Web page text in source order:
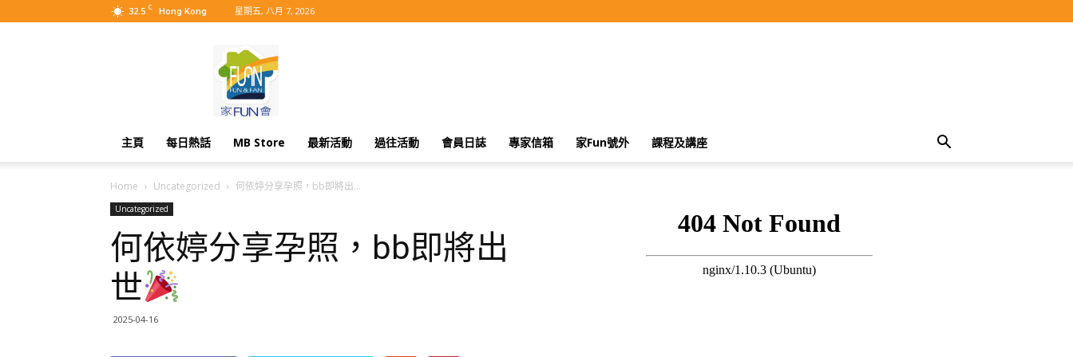
32.5 C Hong Kong 星期五, 八月 7, 2026
主頁 每日熱話 MB Store 最新活動 過往活動 會員日誌 專家信箱 家Fun號外 課程及講座
Home Uncategorized 何依婷分享孕照，bb即將出...
Uncategorized
何依婷分享孕照，bb即將出
世
2025-04-16